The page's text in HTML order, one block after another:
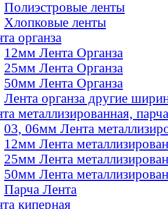
Полиэстровые ленты
Хлопковые ленты
органза
12мм Лента Органза
25мм Лента Органза
50мм Лента Органза
Лента органза другие
металлизированная, парча
03, 06мм Лента
12мм Лента
25мм Лента
50мм Лента
Парча Лента
киперная